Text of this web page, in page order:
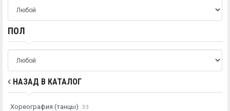
ПОЛ
НАЗАД В КАТАЛОГ
Хореография (танцы) 33